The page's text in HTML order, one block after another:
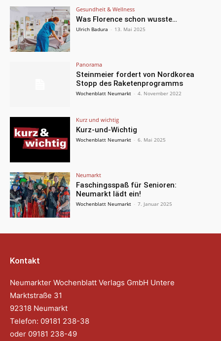
Gesundheit & Wellness
Was Florence schon wusste…
Ulrich Badura - 13. Mai 2025
Panorama
Steinmeier fordert von Nordkorea
Stopp des Raketenprogramms
Wochenblatt Neumarkt - 4. November 2022
Kurz und wichtig
Kurz-und-Wichtig
Wochenblatt Neumarkt - 6. Mai 2025
Neumarkt
Faschingsspaß für Senioren:
Neumarkt lädt ein!
Wochenblatt Neumarkt - 7. Januar 2025
Kontakt
Neumarkter Wochenblatt Verlags GmbH Untere
Marktstraße 31
92318 Neumarkt
Telefon: 09181 238-38
oder 09181 238-49